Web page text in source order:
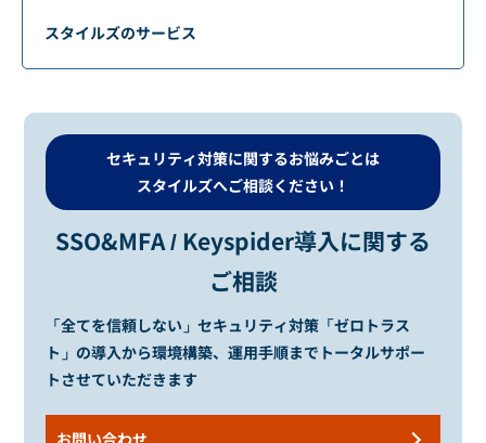
スタイルズのサービス
セキュリティ対策に関するお悩みごとは
スタイルズへご相談ください！
SSO&MFA / Keyspider導入に関する
ご相談
「全てを信頼しない」セキュリティ対策 「ゼロトラス
ト」の導入から環境構築、運用手順までトータルサポー
トさせていただきます
お問い合わせ